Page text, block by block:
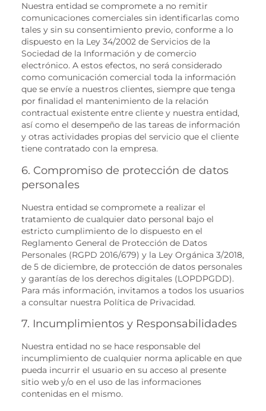
Nuestra entidad se compromete a no remitir
comunicaciones comerciales sin identificarlas como
tales y sin su consentimiento previo, conforme a lo
dispuesto en la Ley 34/2002 de Servicios de la
Sociedad de la Información y de comercio
electrónico. A estos efectos, no será considerado
como comunicación comercial toda la información
que se envíe a nuestros clientes, siempre que tenga
por finalidad el mantenimiento de la relación
contractual existente entre cliente y nuestra entidad,
así como el desempeño de las tareas de información
y otras actividades propias del servicio que el cliente
tiene contratado con la empresa.
6. Compromiso de protección de datos
personales
Nuestra entidad se compromete a realizar el
tratamiento de cualquier dato personal bajo el
estricto cumplimiento de lo dispuesto en el
Reglamento General de Protección de Datos
Personales (RGPD 2016/679) y la Ley Orgánica 3/2018,
de 5 de diciembre, de protección de datos personales
y garantías de los derechos digitales (LOPDPGDD).
Para más información, invitamos a todos los usuarios
a consultar nuestra Política de Privacidad.
7. Incumplimientos y Responsabilidades
Nuestra entidad no se hace responsable del
incumplimiento de cualquier norma aplicable en que
pueda incurrir el usuario en su acceso al presente
sitio web y/o en el uso de las informaciones
contenidas en el mismo.